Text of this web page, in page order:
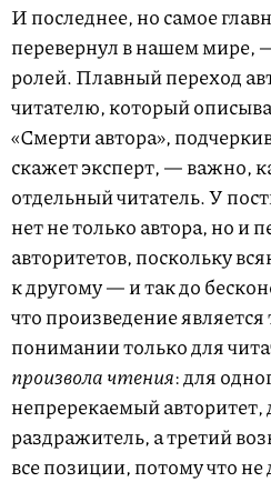
И последнее, но самое
перевернул в нашем мире,
ролей. Плавный переход
читателю, который
«Смерти автора»,
скажет эксперт, — важно,
отдельный читатель. У
нет не только автора, но и
авторитетов, поскольку
к другому — и так до
что произведение
понимании только для
произволачтения: для
непререкаемый
раздражитель, а третий
все позиции, потому что